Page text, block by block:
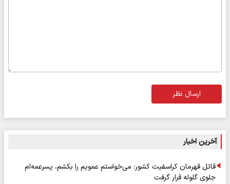
ارسال نظر
آخرین اخبار
قاتل قهرمان کراسفیت کشور: می‌خواستم عمویم را بکشم، پسرعمه‌ام
جلوی گلوله قرار گرفت